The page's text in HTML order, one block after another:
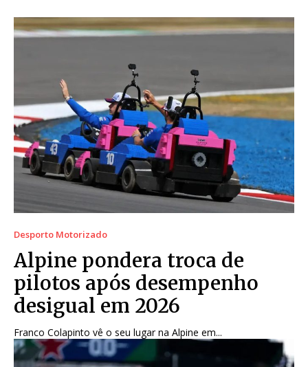
Desporto Motorizado
Alpine pondera troca de
pilotos após desempenho
desigual em 2026
Franco Colapinto vê o seu lugar na Alpine em...